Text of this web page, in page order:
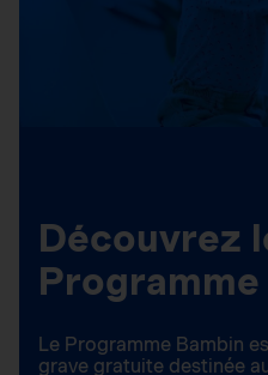
Découvrez
Programme
Le Programme Bambin
grave gratuite destinée